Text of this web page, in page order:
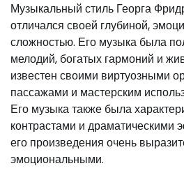
Музыкальный стиль Георга
отличался своей глубиной,
сложностью. Его музыка была
мелодий, богатых гармоний и
известен своими виртуозными
пассажами и мастерским
Его музыка также была
контрастами и драматическими
его произведения очень
эмоциональными.